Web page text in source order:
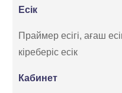
Есік
Праймер есігі, ағаш
кіреберіс есік
Кабинет